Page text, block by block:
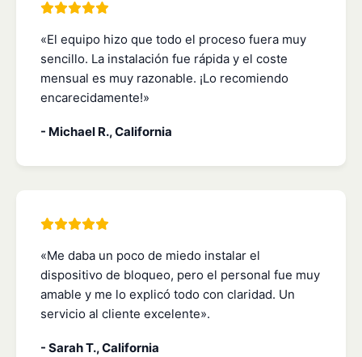
«El equipo hizo que todo el proceso fuera muy
sencillo. La instalación fue rápida y el coste
mensual es muy razonable. ¡Lo recomiendo
encarecidamente!»
- Michael R., California
«Me daba un poco de miedo instalar el
dispositivo de bloqueo, pero el personal fue muy
amable y me lo explicó todo con claridad. Un
servicio al cliente excelente».
- Sarah T., California